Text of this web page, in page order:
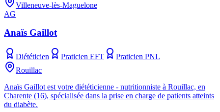
Villeneuve-lès-Maguelone
AG
Anaïs Gaillot
Diététicien Praticien EFT
Praticien PNL
Rouillac
Anaïs Gaillot est votre diététicienne - nutritionniste à Rouillac, en
Charente (16), spécialisée dans la prise en charge de patients atteints
du diabète.